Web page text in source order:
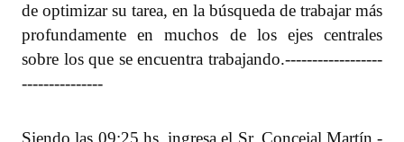
de optimizar su tarea, en la búsqueda de trabajar más
profundamente en muchos de los ejes centrales
sobre los que se encuentra trabajando.------------------
---------------
Siendo las 09:25 hs. ingresa el Sr. Concejal Martín. -